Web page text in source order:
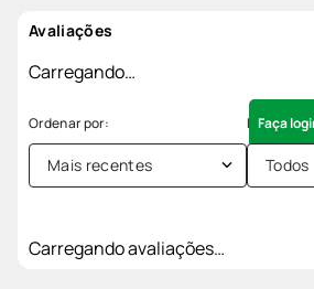
Avaliações
Carregando…
Faça
Mais recentes Todos
Carregando avaliações…